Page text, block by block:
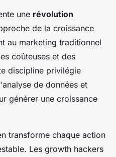
une révolution
de la croissance
au marketing traditionnel
coûteuses et des
discipline privilégie
de données et
générer une croissance
transforme chaque action
Les growth hackers